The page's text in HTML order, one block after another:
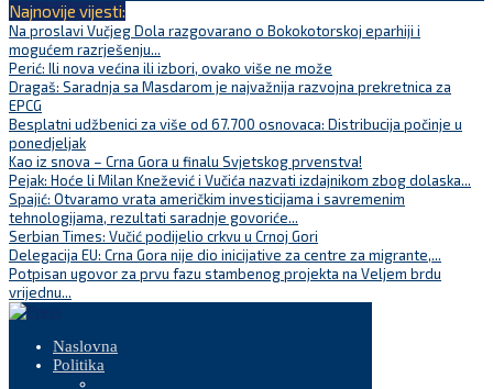
Najnovije vijesti:
Na proslavi Vučjeg Dola razgovarano o Bokokotorskoj eparhiji i
mogućem razrješenju...
Perić: Ili nova većina ili izbori, ovako više ne može
Dragaš: Saradnja sa Masdarom je najvažnija razvojna prekretnica za
EPCG
Besplatni udžbenici za više od 67.700 osnovaca: Distribucija počinje u
ponedjeljak
Kao iz snova – Crna Gora u finalu Svjetskog prvenstva!
Pejak: Hoće li Milan Knežević i Vučića nazvati izdajnikom zbog dolaska...
Spajić: Otvaramo vrata američkim investicijama i savremenim
tehnologijama, rezultati saradnje govoriće...
Serbian Times: Vučić podijelio crkvu u Crnoj Gori
Delegacija EU: Crna Gora nije dio inicijative za centre za migrante,...
Potpisan ugovor za prvu fazu stambenog projekta na Veljem brdu
vrijednu...
Naslovna
Politika